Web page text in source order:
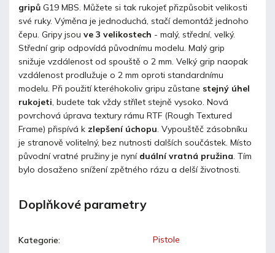
gripů G19 MBS. Můžete si tak rukojeť přizpůsobit velikosti
své ruky. Výměna je jednoduchá, stačí demontáž jednoho
čepu. Gripy jsou ve 3 velikostech - malý, střední, velký.
Střední grip odpovídá původnímu modelu. Malý grip
snižuje vzdálenost od spouště o 2 mm. Velký grip naopak
vzdálenost prodlužuje o 2 mm oproti standardnímu
modelu. Při použití kteréhokoliv gripu zůstane stejný úhel
rukojeti, budete tak vždy střílet stejně vysoko. Nová
povrchová úprava textury rámu RTF (Rough Textured
Frame) přispívá k zlepšení úchopu. Vypouštěč zásobníku
je stranově volitelný, bez nutnosti dalších součástek. Místo
původní vratné pružiny je nyní duální vratná pružina. Tím
bylo dosaženo snížení zpětného rázu a delší životnosti.
Doplňkové parametry
Kategorie:
Pistole